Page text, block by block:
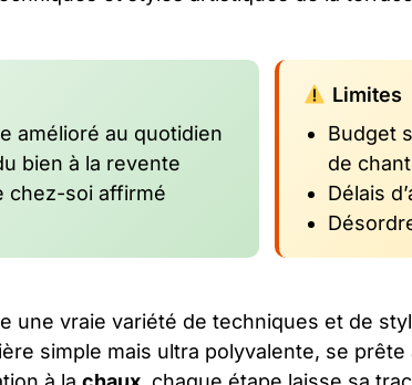
amélioré au quotidien
bien à la revente
chez-soi affirmé
Limites
Budget
de
Délais
une vraie variété de techniques et de
simple mais ultra polyvalente, se